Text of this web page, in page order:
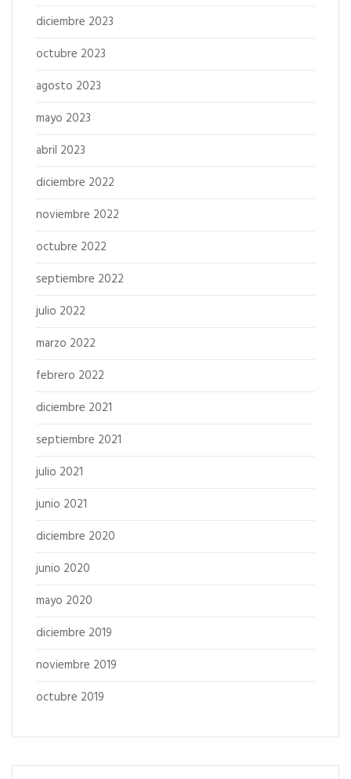
diciembre 2023
octubre 2023
agosto 2023
mayo 2023
abril 2023
diciembre 2022
noviembre 2022
octubre 2022
septiembre 2022
julio 2022
marzo 2022
febrero 2022
diciembre 2021
septiembre 2021
julio 2021
junio 2021
diciembre 2020
junio 2020
mayo 2020
diciembre 2019
noviembre 2019
octubre 2019